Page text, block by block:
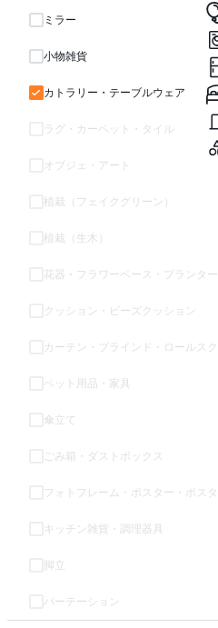
ミラー
小物雑貨
カトラリー・テーブルウェア
ラグ・カーペット・タイル
オブジェ・アート
植栽（フェイクグリーン）
植栽（生木）
花器・フラワーベース・プランター
クッション・ビーズクッション
ペット用品・家具
傘立て
ごみ箱・ダストボックス
キッチン雑貨・調理器具
脚立
パーテーション